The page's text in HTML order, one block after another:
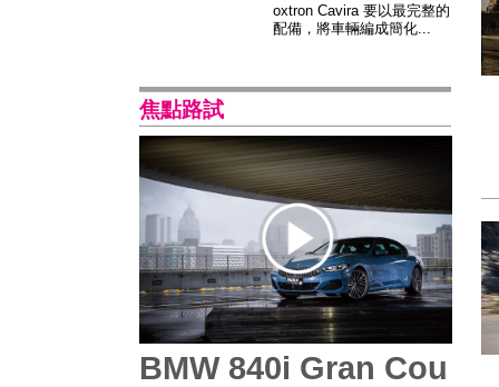
oxtron Cavira 要以最完整的
配備，將車輛編成簡化...
焦點路試
BMW 840i Gran Cou